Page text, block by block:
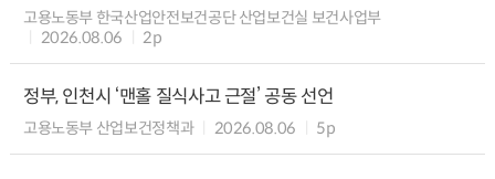
고용노동부 한국산업안전보건공단 산업보건실 보건사업부
2026.08.06
2p
정부, 인천시 ‘맨홀 질식사고 근절’ 공동 선언
고용노동부 산업보건정책과 2026.08.06 5p